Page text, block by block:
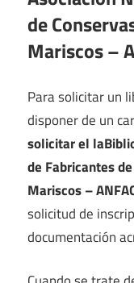
de
Mariscos –
Para solicitar un
disponer de un
solicitar el
de Fabricantes
Mariscos –
solicitud de
documentación